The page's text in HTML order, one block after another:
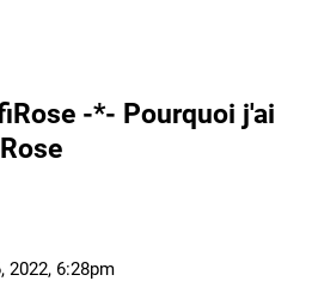
-*- Pourquoi j'ai
2022, 6:28pm